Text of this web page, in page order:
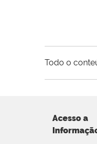
Todo o
Acesso a